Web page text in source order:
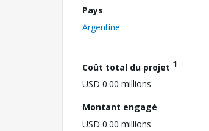
Pays
Argentine
Coût total du projet 1
USD 0.00 millions
Montant engagé
USD 0.00 millions